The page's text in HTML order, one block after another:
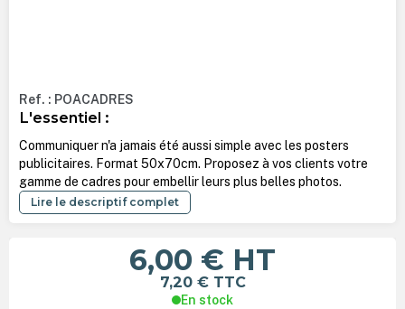
Ref. : POACADRES
L'essentiel :
Communiquer n'a jamais été aussi simple avec les posters
publicitaires. Format 50x70cm. Proposez à vos clients votre
gamme de cadres pour embellir leurs plus belles photos.
Lire le descriptif complet
6,00 € HT
7,20 € TTC
En stock